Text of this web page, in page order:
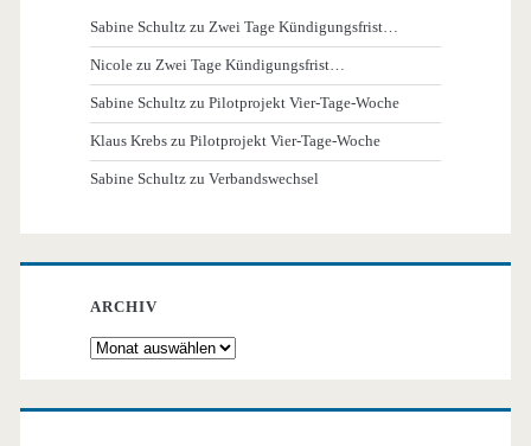
Sabine Schultz zuZwei Tage Kündigungsfrist…
Nicole zuZwei Tage Kündigungsfrist…
Sabine Schultz zuPilotprojekt Vier-Tage-Woche
Klaus Krebs zuPilotprojekt Vier-Tage-Woche
Sabine Schultz zuVerbandswechsel
ARCHIV
Archiv